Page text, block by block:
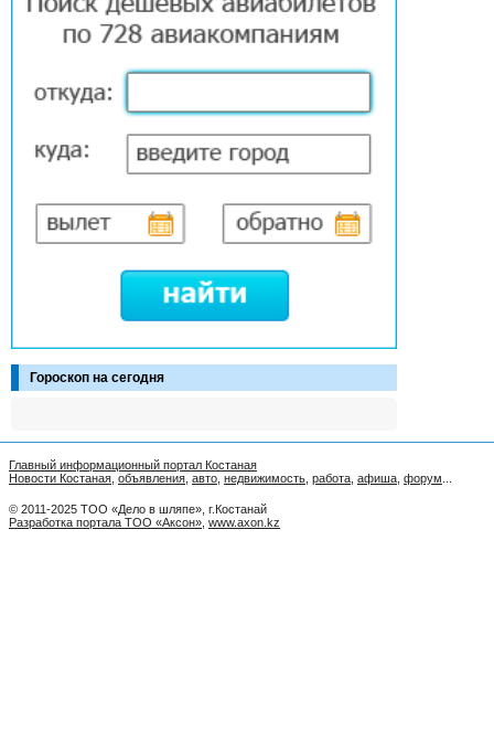
Гороскоп на сегодня
Главный информационный портал Костаная
Новости Костаная объявления авто недвижимость работа афиша форум
© 2011-2025 ТОО «Дело в шляпе», г.Костанай
Разработка портала ТОО «Аксон» www.axon.kz